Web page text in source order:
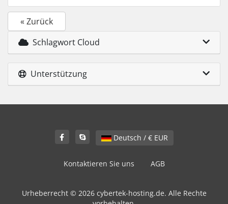
« Zurück
Schlagwort Cloud
Unterstützung
Deutsch / € EUR
Kontaktieren Sie uns AGB
Urheberrecht © 2026 cybertek-hosting.de. Alle Rechte